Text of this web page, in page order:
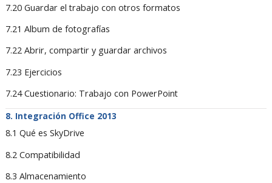
7.20 Guardar el trabajo con otros formatos
7.21 Album de fotografías
7.22 Abrir, compartir y guardar archivos
7.23 Ejercicios
7.24 Cuestionario: Trabajo con PowerPoint
Integración Office 2013
8.1 Qué es SkyDrive
8.2 Compatibilidad
8.3 Almacenamiento